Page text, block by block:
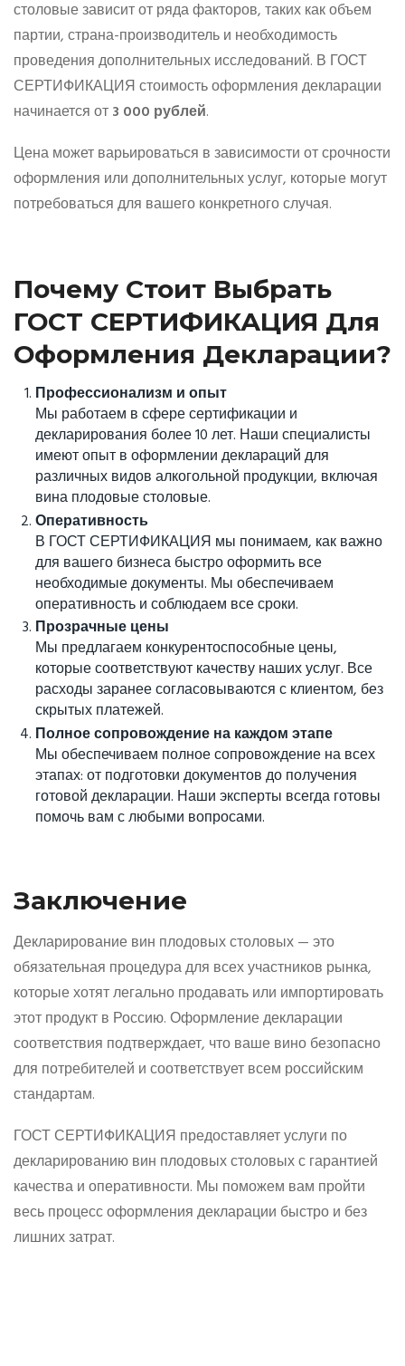
столовые зависит от ряда факторов, таких как объем
партии, страна-производитель и необходимость
проведения дополнительных исследований. В ГОСТ
СЕРТИФИКАЦИЯ стоимость оформления декларации
начинается от3 000 рублей.
Цена может варьироваться в зависимости от срочности
оформления или дополнительных услуг, которые могут
потребоваться для вашего конкретного случая.
Почему Стоит Выбрать
ГОСТ СЕРТИФИКАЦИЯ Для
Оформления Декларации?
Профессионализм и опыт
Мы работаем в сфере сертификации и
декларирования более 10 лет. Наши специалисты
имеют опыт в оформлении деклараций для
различных видов алкогольной продукции, включая
вина плодовые столовые.
Оперативность
В ГОСТ СЕРТИФИКАЦИЯ мы понимаем, как важно
для вашего бизнеса быстро оформить все
необходимые документы. Мы обеспечиваем
оперативность и соблюдаем все сроки.
Прозрачные цены
Мы предлагаем конкурентоспособные цены,
которые соответствуют качеству наших услуг. Все
расходы заранее согласовываются с клиентом, без
скрытых платежей.
Полное сопровождение на каждом этапе
Мы обеспечиваем полное сопровождение на всех
этапах: от подготовки документов до получения
готовой декларации. Наши эксперты всегда готовы
помочь вам с любыми вопросами.
Заключение
Декларирование вин плодовых столовых — это
обязательная процедура для всех участников рынка,
которые хотят легально продавать или импортировать
этот продукт в Россию. Оформление декларации
соответствия подтверждает, что ваше вино безопасно
для потребителей и соответствует всем российским
стандартам.
ГОСТ СЕРТИФИКАЦИЯ предоставляет услуги по
декларированию вин плодовых столовых с гарантией
качества и оперативности. Мы поможем вам пройти
весь процесс оформления декларации быстро и без
лишних затрат.